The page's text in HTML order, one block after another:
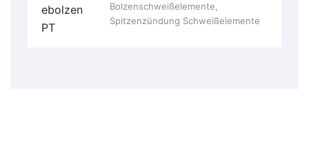
Bolzenschweißelemente
Spitzenzündung Schweißelemente